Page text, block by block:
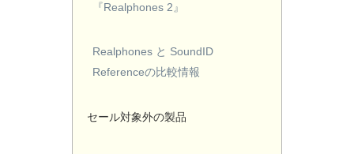
『Realphones 2』
Realphones と SoundID
Referenceの比較情報
セール対象外の製品